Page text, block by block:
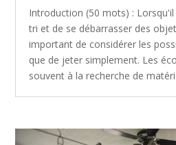
Introduction (50 mots) :
tri et de se débarrasser des
important de considérer les
que de jeter simplement. Les
souvent à la recherche de